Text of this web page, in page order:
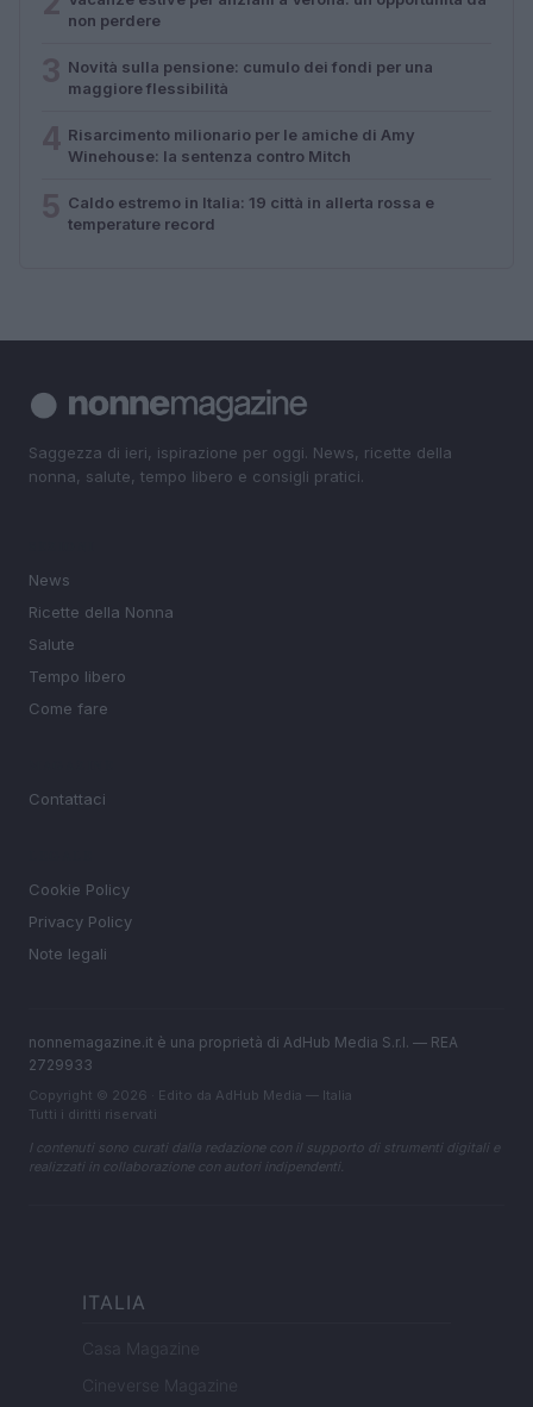
non perdere
Novità sulla pensione: cumulo dei fondi per una
maggiore flessibilità
Risarcimento milionario per le amiche di Amy
Winehouse: la sentenza contro Mitch
Caldo estremo in Italia: 19 città in allerta rossa e
temperature record
Saggezza di ieri, ispirazione per oggi. News, ricette della
nonna, salute, tempo libero e consigli pratici.
News
Ricette della Nonna
Salute
Tempo libero
Come fare
Contattaci
Cookie Policy
Privacy Policy
Note legali
nonnemagazine.it è una proprietà di AdHub Media S.r.l. — REA
2729933
Copyright © 2026 · Edito da AdHub Media — Italia
Tutti i diritti riservati
I contenuti sono curati dalla redazione con il supporto di strumenti digitali e
realizzati in collaborazione con autori indipendenti.
ITALIA
Casa Magazine
Cineverse Magazine